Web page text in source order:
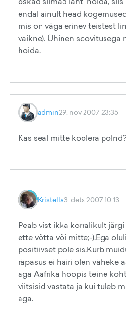
endal ainult head
mis on väga erinev teistest
vaikne). Ühinen soovitusega
hoida.
admin29. nov 2007 23:35
Kas seal mitte koolera polnd?
Kristella3. dets 2007 10:13
Peab vist ikka korralikult
ette võtta või mitte;-).Ega
positiivset pole sis.Kurb
räpasus ei häiri olen väheke
aga Aafrika hoopis teine
viitsisid vastata ja kui tuleb
aga.